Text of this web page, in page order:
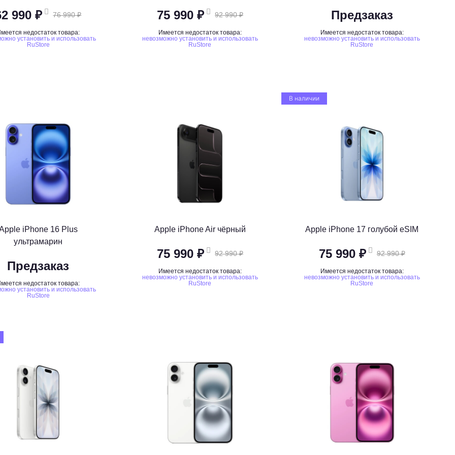
990 ₽ 76 990 ₽
недостаток товара:
установить и использовать
RuStore
75 990 ₽ 92 990 ₽
Имеется недостаток товара:
невозможно установить и использовать
RuStore
Предзаказ
Имеется недостаток товара:
невозможно установить и использовать
RuStore
iPhone 16 Plus
ультрамарин
Предзаказ
недостаток товара:
установить и использовать
RuStore
Apple iPhone Air чёрный
75 990 ₽ 92 990 ₽
Имеется недостаток товара:
невозможно установить и использовать
RuStore
В наличии
Apple iPhone 17 голубой eSIM
75 990 ₽ 92 990 ₽
Имеется недостаток товара:
невозможно установить и использовать
RuStore